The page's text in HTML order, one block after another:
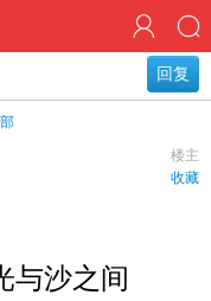
回复
楼主
收藏
与沙之间